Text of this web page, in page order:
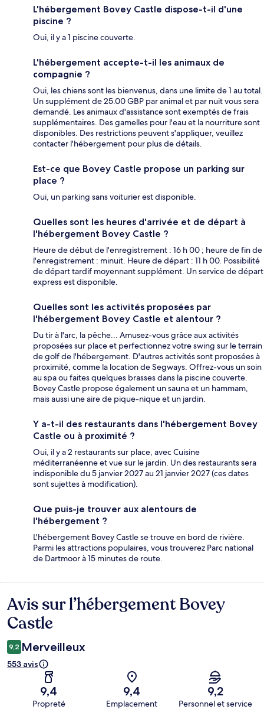
L'hébergement Bovey Castle dispose-t-il d'une
piscine ?
Oui, il y a 1 piscine couverte.
L'hébergement accepte-t-il les animaux de
compagnie ?
Oui, les chiens sont les bienvenus, dans une limite de 1 au total.
Un supplément de 25.00 GBP par animal et par nuit vous sera
demandé. Les animaux d'assistance sont exemptés de frais
supplémentaires. Des gamelles pour l'eau et la nourriture sont
disponibles. Des restrictions peuvent s'appliquer, veuillez
contacter l'hébergement pour plus de détails.
Est-ce que Bovey Castle propose un parking sur
place ?
Oui, un parking sans voiturier est disponible.
Quelles sont les heures d'arrivée et de départ à
l'hébergement Bovey Castle ?
Heure de début de l'enregistrement : 16 h 00 ; heure de fin de
l'enregistrement : minuit. Heure de départ : 11 h 00. Possibilité
de départ tardif moyennant supplément. Un service de départ
express est disponible.
Quelles sont les activités proposées par
l'hébergement Bovey Castle et alentour ?
Du tir à l'arc, la pêche... Amusez-vous grâce aux activités
proposées sur place et perfectionnez votre swing sur le terrain
de golf de l'hébergement. D'autres activités sont proposées à
proximité, comme la location de Segways. Offrez-vous un soin
au spa ou faites quelques brasses dans la piscine couverte.
Bovey Castle propose également un sauna et un hammam,
mais aussi une aire de pique-nique et un jardin.
Y a-t-il des restaurants dans l'hébergement Bovey
Castle ou à proximité ?
Oui, il y a 2 restaurants sur place, avec Cuisine
méditerranéenne et vue sur le jardin. Un des restaurants sera
indisponible du 5 janvier 2027 au 21 janvier 2027 (ces dates
sont sujettes à modification).
Que puis-je trouver aux alentours de
l'hébergement ?
L'hébergement Bovey Castle se trouve en bord de rivière.
Parmi les attractions populaires, vous trouverez Parc national
de Dartmoor à 15 minutes de route.
Avis
Avis sur l’hébergement Bovey
Castle
9,2 Merveilleux
553 avis
9,4
Propreté
9,4
Emplacement
9,2
Personnel et service